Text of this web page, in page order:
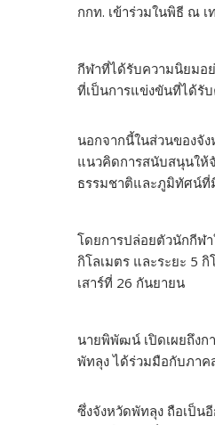
กกท. เข้าร่วมในพิธี ณ
กีฬาที่ได้รับความนิยมอ
ที่เป็นการแข่งขันที่ได้รั
นอกจากนี้ในส่วนของจั
แนวคิดการสนับสนุนให้
ธรรมชาติและภูมิทัศน์ที่
โดยการปล่อยตัวนักกีฬ
กิโลเมตร และระยะ 5
เสาร์ที่ 26 กันยายน
นายพิพัฒน์ เปิดเผยถึงก
พัทลุง ได้ร่วมมือกับภาค
ซึ่งจังหวัดพัทลุง ถือเป็น